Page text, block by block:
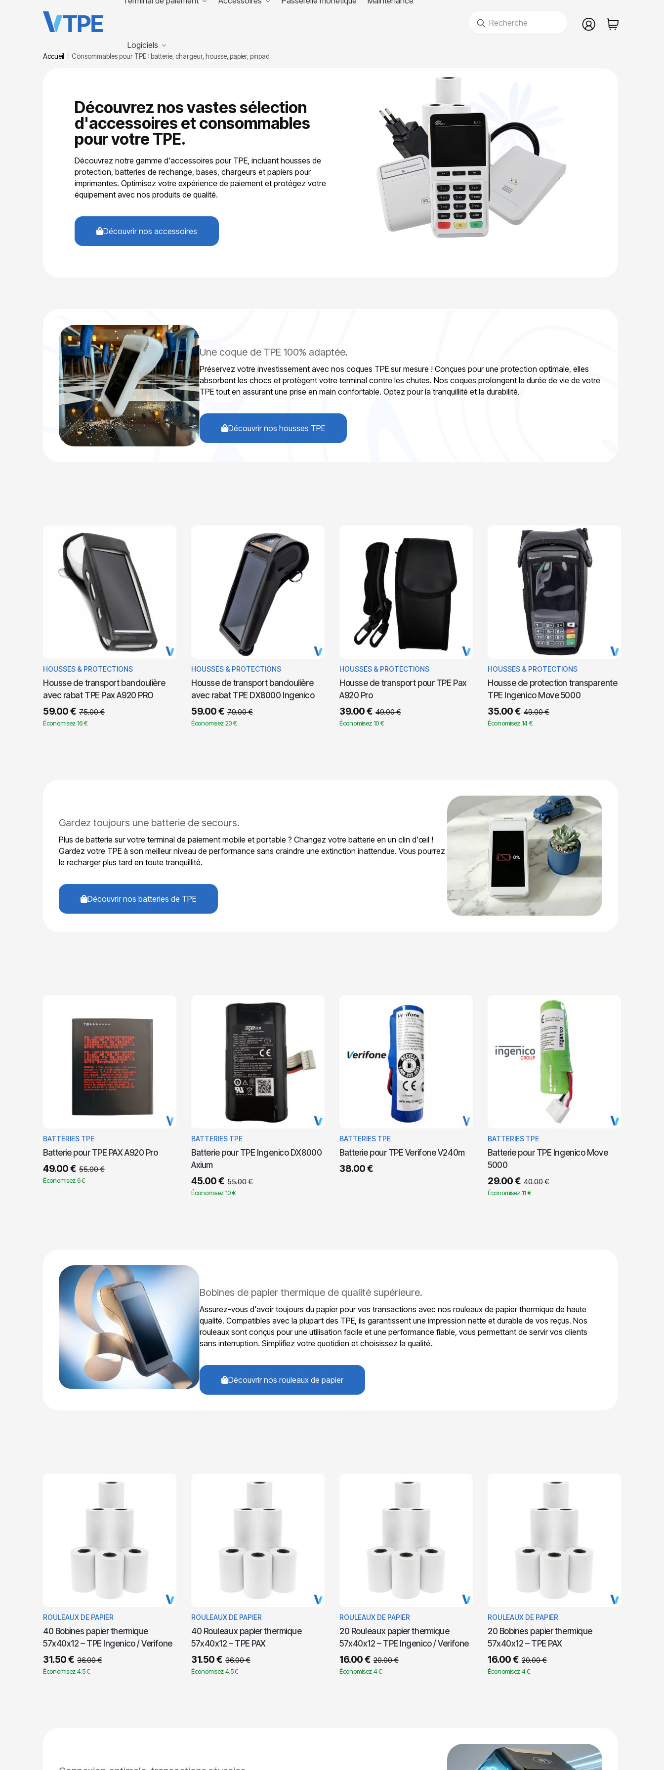
Logiciels
Recherche
Accueil / Consommables pour TPE : batterie, chargeur, housse, papier, pinpad
Découvrez nos vastes sélection
d'accessoires et consommables
pour votre TPE.
Découvrez notre gamme d'accessoires pour TPE, incluant housses de
protection, batteries de rechange, bases, chargeurs et papiers pour
imprimantes. Optimisez votre expérience de paiement et protégez votre
équipement avec nos produits de qualité.
Découvrir nos accessoires
Une coque de TPE 100% adaptée.
Préservez votre investissement avec nos coques TPE sur mesure ! Conçues pour une protection optimale, elles
absorbent les chocs et protègent votre terminal contre les chutes. Nos coques prolongent la durée de vie de votre
TPE tout en assurant une prise en main confortable. Optez pour la tranquillité et la durabilité.
Découvrir nos housses TPE
HOUSSES & PROTECTIONS
Housse de transport bandoulière
avec rabat TPE Pax A920 PRO
59.00€ 75.00€
Économisez 16 €
HOUSSES & PROTECTIONS
Housse de transport bandoulière
avec rabat TPE DX8000 Ingenico
59.00€ 79.00€
Économisez 20 €
HOUSSES & PROTECTIONS
Housse de transport pour TPE Pax
A920 Pro
39.00€ 49.00€
Économisez 10 €
HOUSSES & PROTECTIONS
Housse de protection transparente
TPE Ingenico Move 5000
35.00€ 49.00€
Économisez 14 €
Gardez toujours une batterie de secours.
Plus de batterie sur votre terminal de paiement mobile et portable ? Changez votre batterie en un clin d'œil !
Gardez votre TPE à son meilleur niveau de performance sans craindre une extinction inattendue. Vous pourrez
le recharger plus tard en toute tranquillité.
Découvrir nos batteries de TPE
BATTERIES TPE
Batterie pour TPE PAX A920 Pro
49.00€ 55.00€
Économisez 6 €
BATTERIES TPE
Batterie pour TPE Ingenico DX8000
Axium
45.00€ 55.00€
Économisez 10 €
BATTERIES TPE
Batterie pour TPE Verifone V240m
38.00€
BATTERIES TPE
Batterie pour TPE Ingenico Move
5000
29.00€ 40.00€
Économisez 11 €
Bobines de papier thermique de qualité supérieure.
Assurez-vous d'avoir toujours du papier pour vos transactions avec nos rouleaux de papier thermique de haute
qualité. Compatibles avec la plupart des TPE, ils garantissent une impression nette et durable de vos reçus. Nos
rouleaux sont conçus pour une utilisation facile et une performance fiable, vous permettant de servir vos clients
sans interruption. Simplifiez votre quotidien et choisissez la qualité.
Découvrir nos rouleaux de papier
ROULEAUX DE PAPIER
40 Bobines papier thermique
57x40x12 – TPE Ingenico / Verifone
31.50€ 36.00€
Économisez 4.5 €
ROULEAUX DE PAPIER
40 Rouleaux papier thermique
57x40x12 – TPE PAX
31.50€ 36.00€
Économisez 4.5 €
ROULEAUX DE PAPIER
20 Rouleaux papier thermique
57x40x12 – TPE Ingenico / Verifone
16.00€ 20.00€
Économisez 4 €
ROULEAUX DE PAPIER
20 Bobines papier thermique
57x40x12 – TPE PAX
16.00€ 20.00€
Économisez 4 €